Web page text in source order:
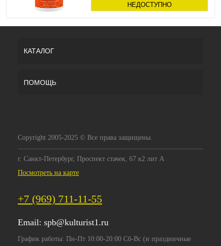
НЕДОСТУПНО
КАТАЛОГ
ПОМОЩЬ
Copyright 2005-2025 © Все права защищены.
г. Санкт-Петербург, Проспект стачек, 67 к2 лит А
Посмотреть на карте
+7 (969) 711-11-55
Email: spb@kulturist1.ru
График работы: Пн-Пт 10:00-20:00 Сб-Вс (и праздничные